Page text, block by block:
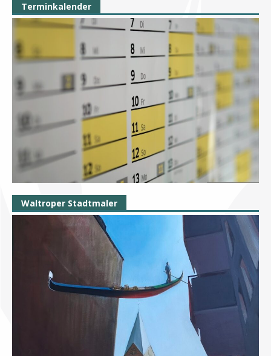
Terminkalender
Waltroper Stadtmaler